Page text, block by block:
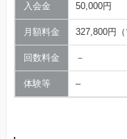
入会金 50,000円
月額料金 327,800円
回数料金 －
体験等 –